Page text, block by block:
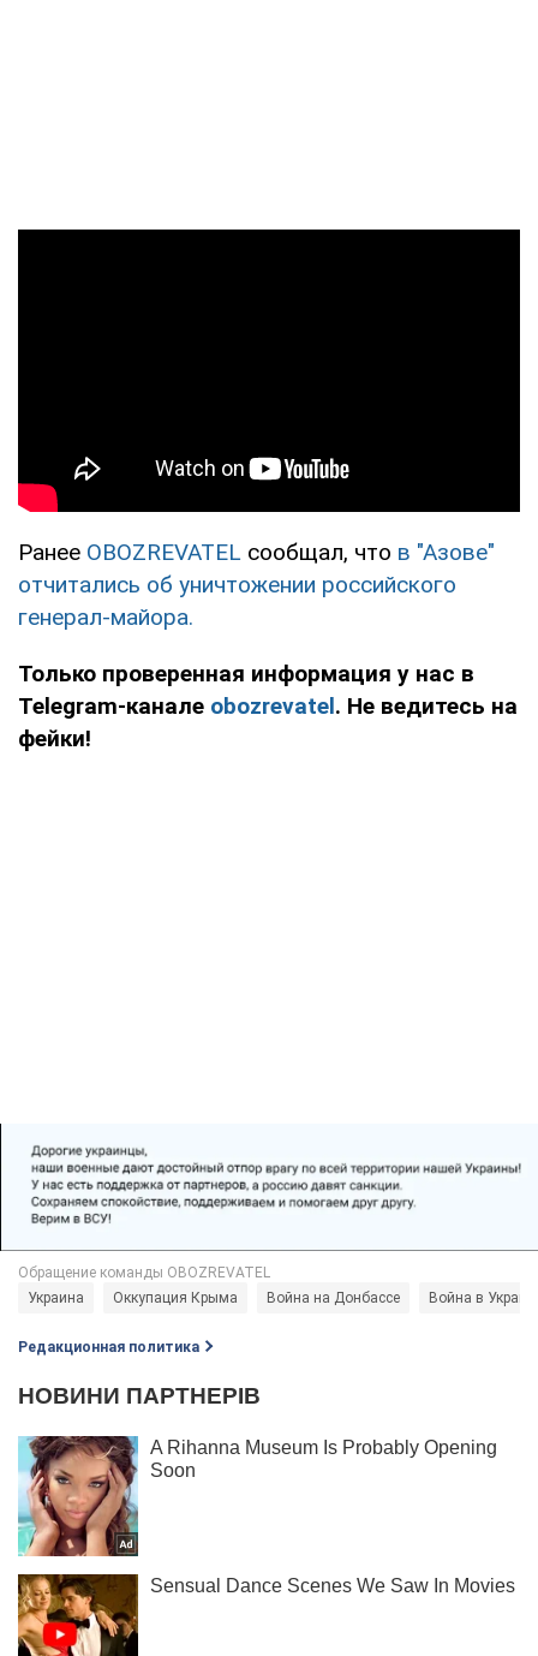
Ранее OBOZREVATEL сообщал, что в "Азове"
отчитались об уничтожении российского
генерал-майора.
Только проверенная информация у нас в
Telegram-канале obozrevatel. Не ведитесь на
фейки!
Украина Оккупация Крыма Война на Донбассе Война в
Редакционная политика